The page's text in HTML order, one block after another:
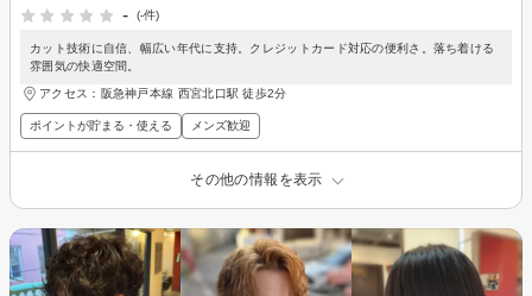
-
(-件)
カット技術に自信、幅広い年代に支持。クレジットカード対応の便利さ。落ち着ける
雰囲気の快適空間。
アクセス：阪急神戸本線 西宮北口駅 徒歩2分
ポイントが貯まる・使える メンズ歓迎
その他の情報を表示